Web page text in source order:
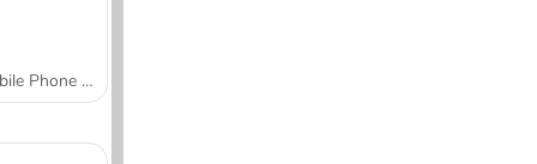
Mobile Phone Case Design & DIY